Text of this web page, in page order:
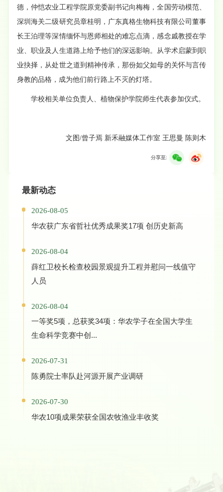
德，仲恺农业工程学院原党委副书记向梅梅，全国劳动模范、
深圳海关二级研究员章桂明，广东真格生物科技有限公司董事
长王泊理等深情缅怀与恩师相处的难忘点滴，感念戚教授在学
业、职业及人生道路上给予他们的深远影响。从学术启蒙到职
业抉择，从处世之道到精神传承，那份如父如母的关怀与言传
身教的品格，成为他们前行路上不灭的灯塔。
学校相关单位负责人、植物保护学院师生代表参加仪式。
文图/曾子焉 新禾融媒体工作室 王思曼 陈则木
分享至:
最新动态
2026-08-05
华农获广东省哲社优秀成果奖17项 创历史新高
2026-08-04
薛红卫校长检查校园景观提升工程并慰问一线值守
人员
2026-08-04
一等奖5项，总获奖34项：华农学子在全国大学生
生命科学竞赛中创...
2026-07-31
陈勇院士率队赴河源开展产业调研
2026-07-30
华农10项成果荣获全国农牧渔业丰收奖